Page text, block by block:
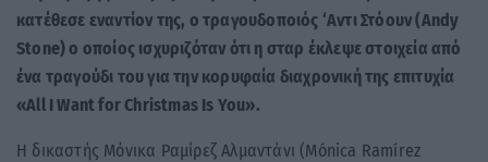
κατέθεσε εναντίον της, ο τραγουδοποιός ‘Αντι Στόουν (Andy
Stone) ο οποίος ισχυριζόταν ότι η σταρ έκλεψε στοιχεία από
ένα τραγούδι του για την κορυφαία διαχρονική της επιτυχία
«All I Want for Christmas Is You».
Η δικαστής Μόνικα Ραμίρεζ Αλμαντάνι (Mónica Ramírez